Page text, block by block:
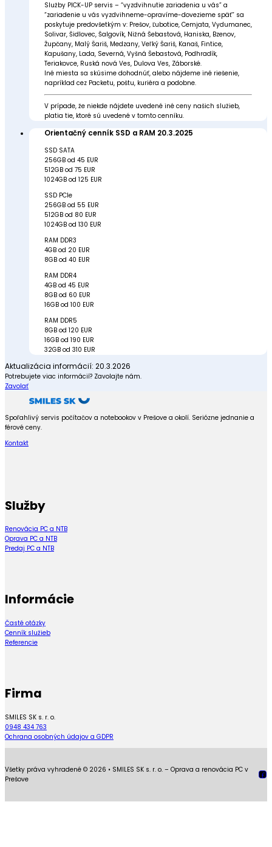
Služby PICK-UP servis – “vyzdvihnutie zariadenia u vás” a
“zariadenie u vás vyzdvihneme-opravíme-dovezieme späť” sa
poskytuje predovšetkým v: Prešov, Ľubotice, Cemjata, Vydumanec,
Solivar, Šidlovec, Šalgovík, Nižná Šebastová, Haniska, Bzenov,
Župčany, Malý Šariš, Medzany, Veľký Šariš, Kanaš, Fintice,
Kapušany, Lada, Severná, Vyšná Šebastová, Podhradík,
Teriakovce, Ruská nová Ves, Dulova Ves, Záborské.
Iné miesta sa skúsime dohodnúť, alebo nájdeme iné riešenie,
napríklad cez Packetu, poštu, kuriéra a podobne.
V prípade, že niekde nájdete uvedené iné ceny našich služieb,
platia tie, ktoré sú uvedené v tomto cenníku.
Orientačný cenník SSD a RAM 20.3.2025
SSD SATA
256GB od 45 EUR
512GB od 75 EUR
1024GB od 125 EUR
SSD PCIe
256GB od 55 EUR
512GB od 80 EUR
1024GB od 130 EUR
RAM DDR3
4GB od 20 EUR
8GB od 40 EUR
RAM DDR4
4GB od 45 EUR
8GB od 60 EUR
16GB od 100 EUR
RAM DDR5
8GB od 120 EUR
16GB od 190 EUR
32GB od 310 EUR
Aktualizácia informácií: 20.3.2026
Potrebujete viac informácií? Zavolajte nám.
Zavolať
Spoľahlivý servis počítačov a notebookov v Prešove a okolí. Seriózne jednanie a
férové ceny.
Kontakt
Služby
Renovácia PC a NTB
Oprava PC a NTB
Predaj PC a NTB
Informácie
Časté otázky
Cenník služieb
Referencie
Firma
SMILES SK s. r. o.
0948 434 763
Ochrana osobných údajov a GDPR
Všetky práva vyhradené © 2026 • SMILES SK s. r. o. – Oprava a renovácia PC v
Prešove